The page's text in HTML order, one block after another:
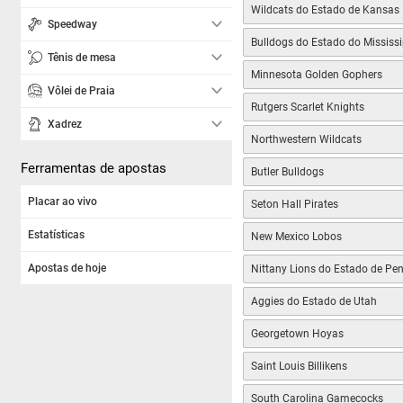
Speedway
Tênis de mesa
Vôlei de Praia
Xadrez
Ferramentas de apostas
Placar ao vivo
Estatísticas
Apostas de hoje
Wildcats do Estado de Kansas
Bulldogs do Estado do
Minnesota Golden Gophers
Rutgers Scarlet Knights
Northwestern Wildcats
Butler Bulldogs
Seton Hall Pirates
New Mexico Lobos
Nittany Lions do Estado de
Aggies do Estado de Utah
Georgetown Hoyas
Saint Louis Billikens
South Carolina Gamecocks